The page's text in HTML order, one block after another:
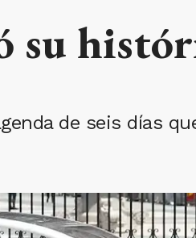
su
de seis días